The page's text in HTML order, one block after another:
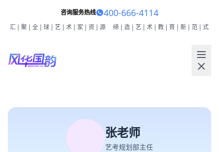
咨询服务热线 400-666-4114
汇|聚|全|球|艺|术|家|资|源 缔|造|艺|术|教|育|新|范|式
张老师
艺考规划部主任